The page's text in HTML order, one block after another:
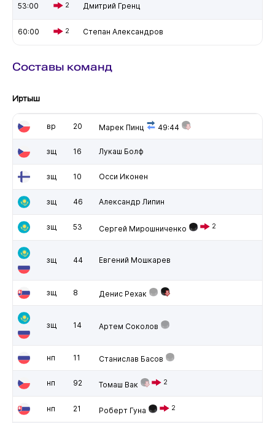
53:00 2 Дмитрий Гренц
60:00 2 Степан Александров
Составы команд
Иртыш
вр 20 Марек Пинц 49:44
зщ 16 Лукаш Болф
зщ 10 Осси Иконен
зщ 46 Александр Липин
зщ 53 Сергей Мирошниченко 2
зщ 44 Евгений Мошкарев
зщ 8 Денис Рехак
зщ 14 Артем Соколов
нп 11 Станислав Басов
нп 92 Томаш Вак 2
нп 21 Роберт Гуна 2